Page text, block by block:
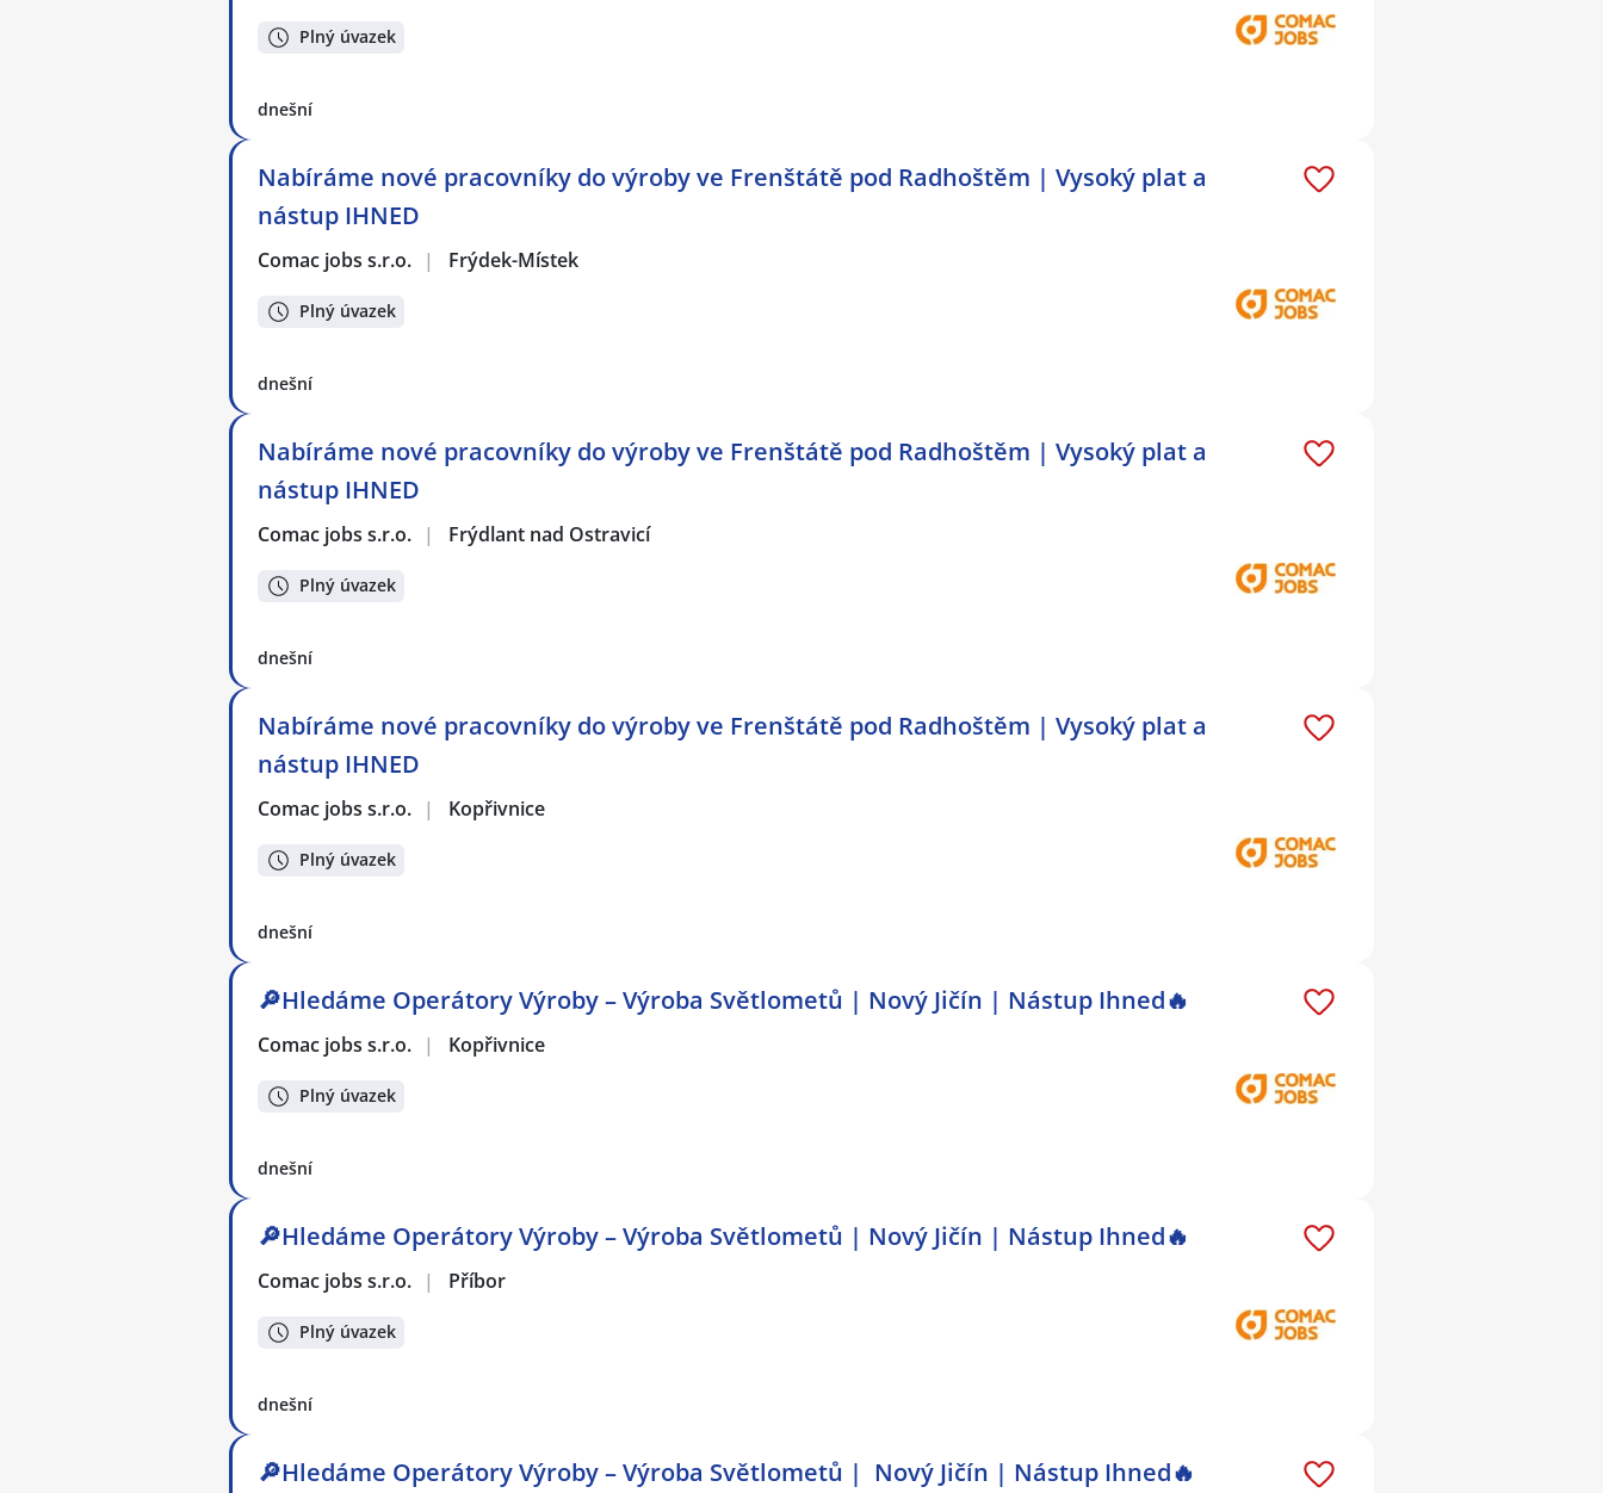
Plný úvazek
dnešní
Nabíráme nové pracovníky do výroby ve Frenštátě pod Radhoštěm | Vysoký plat a
nástup IHNED
Comac jobs s.r.o. | Frýdek-Místek
Plný úvazek
dnešní
Nabíráme nové pracovníky do výroby ve Frenštátě pod Radhoštěm | Vysoký plat a
nástup IHNED
Comac jobs s.r.o. | Frýdlant nad Ostravicí
Plný úvazek
dnešní
Nabíráme nové pracovníky do výroby ve Frenštátě pod Radhoštěm | Vysoký plat a
nástup IHNED
Comac jobs s.r.o. | Kopřivnice
Plný úvazek
dnešní
🔎Hledáme Operátory Výroby – Výroba Světlometů | Nový Jičín | Nástup Ihned🔥
Comac jobs s.r.o. | Kopřivnice
Plný úvazek
dnešní
🔎Hledáme Operátory Výroby – Výroba Světlometů | Nový Jičín | Nástup Ihned🔥
Comac jobs s.r.o. | Příbor
Plný úvazek
dnešní
🔎Hledáme Operátory Výroby – Výroba Světlometů | Nový Jičín | Nástup Ihned🔥